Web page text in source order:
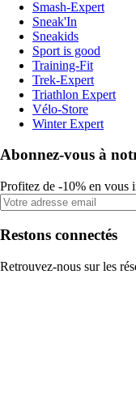
Smash-Expert
Sneak'In
Sneakids
Sport is good
Training-Fit
Trek-Expert
Triathlon Expert
Vélo-Store
Winter Expert
Abonnez-vous à
Profitez de -10% en vous
Restons connectés
Retrouvez-nous sur les